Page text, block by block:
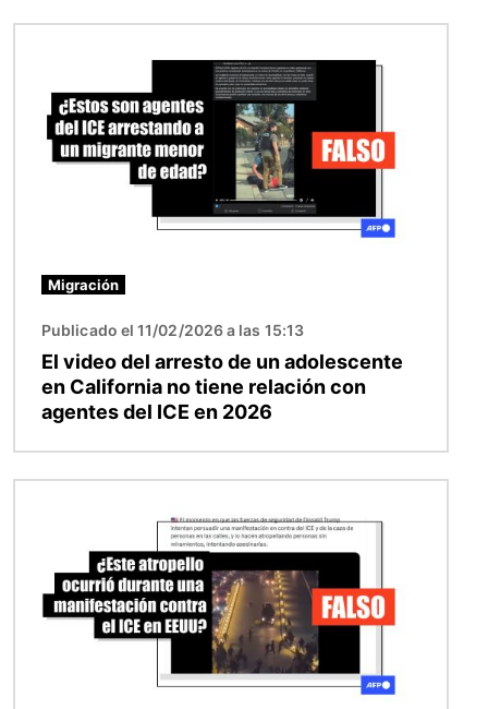
Migración
Publicado el 11/02/2026 a las 15:13
El video del arresto de un adolescente
en California no tiene relación con
agentes del ICE en 2026